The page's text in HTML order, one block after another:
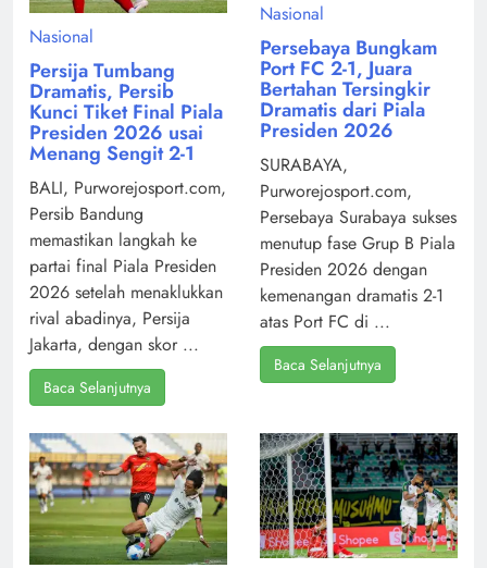
Nasional
Persija Tumbang
Dramatis, Persib
Kunci Tiket Final Piala
Presiden 2026 usai
Menang Sengit 2-1
BALI, Purworejosport.com,
Persib Bandung
memastikan langkah ke
partai final Piala Presiden
2026 setelah menaklukkan
rival abadinya, Persija
Jakarta, dengan skor ...
Baca Selanjutnya
Nasional
Persebaya Bungkam
Port FC 2-1, Juara
Bertahan Tersingkir
Dramatis dari Piala
Presiden 2026
SURABAYA,
Purworejosport.com,
Persebaya Surabaya sukses
menutup fase Grup B Piala
Presiden 2026 dengan
kemenangan dramatis 2-1
atas Port FC di ...
Baca Selanjutnya